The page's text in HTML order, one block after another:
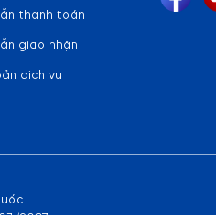
thanh toán
giao nhận
dịch vụ